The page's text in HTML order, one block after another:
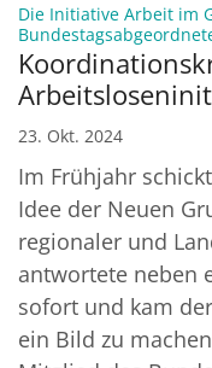
Die Initiative Arbeit im
23. Okt. 2024
Im Frühjahr
Idee der Neuen
regionaler und
antwortete neben
sofort und kam
ein Bild zu